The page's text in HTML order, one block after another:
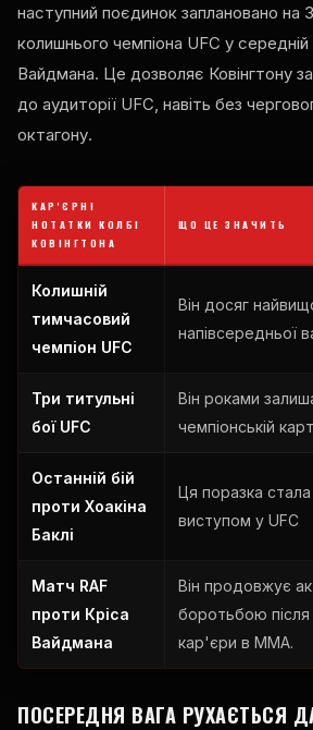
наступний поєдинок заплановано на
колишнього чемпіона UFC у середній
Вайдмана. Це дозволяє Ковінгтону
до аудиторії UFC, навіть без
октагону.
КАР'ЄРНІ
НОТАТКИ КОЛБІ
КОВІНГТОНА
ЩО ЦЕ ЗНАЧИТЬ
Колишній
тимчасовий
чемпіон UFC
Він досяг
напівсередньої
Три титульні
бої UFC
Він роками
чемпіонській
Останній бій
проти Хоакіна
Баклі
Ця поразка
виступом у UFC
Матч RAF
проти Кріса
Вайдмана
Він продовжує
боротьбою
кар'єри в ММА.
ПОСЕРЕДНЯ ВАГА РУХАЄТЬСЯ